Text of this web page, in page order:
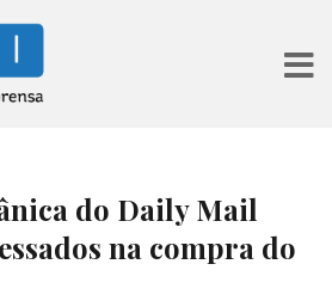
do Daily Mail
na compra do